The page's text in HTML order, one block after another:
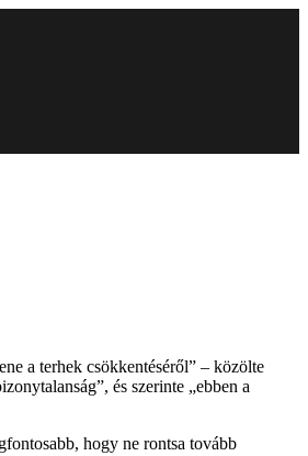
a terhek csökkentéséről” – közölte
és szerinte „ebben a
hogy ne rontsa tovább